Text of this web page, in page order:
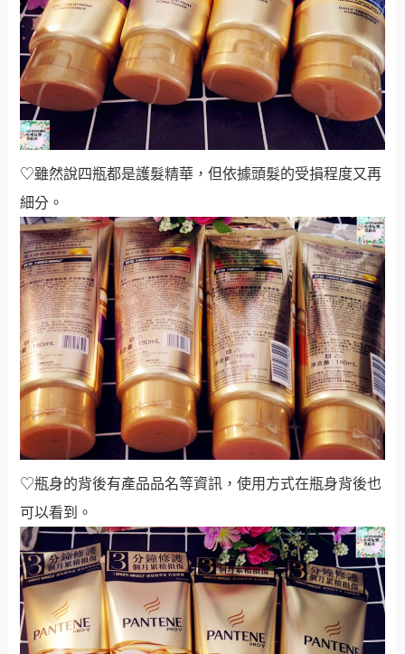
♡雖然說四瓶都是護髮精華，但依據頭髮的受損程度又再
細分。
♡瓶身的背後有產品品名等資訊，使用方式在瓶身背後也
可以看到。